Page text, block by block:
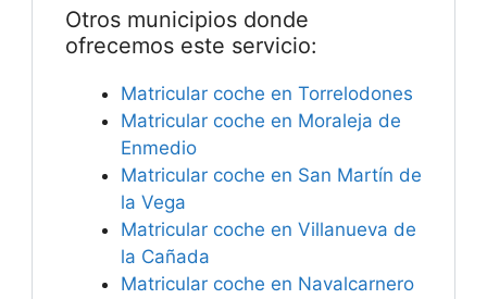
Otros municipios donde
ofrecemos este servicio:
Matricular coche en Torrelodones
Matricular coche en Moraleja de
Enmedio
Matricular coche en San Martín de
la Vega
Matricular coche en Villanueva de
la Cañada
Matricular coche en Navalcarnero